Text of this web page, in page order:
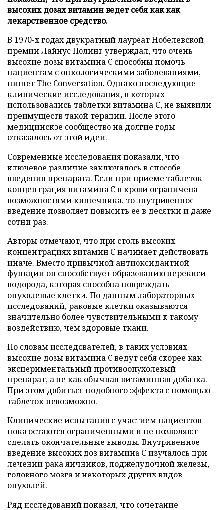
высоких дозах витамин ведет себя как как
лекарственное средство.
В 1970-х годах двукратный лауреат Нобелевской
премии Лайнус Полинг утверждал, что очень
высокие дозы витамина C способны помочь
пациентам с онкологическими заболеваниями,
пишетThe Conversation. Однако последующие
клинические исследования, в которых
использовались таблетки витамина C, не выявили
преимуществ такой терапии. После этого
медицинское сообщество на долгие годы
отказалось от этой идеи.
Современные исследования показали, что
ключевое различие заключалось в способе
введения препарата. Если при приеме таблеток
концентрация витамина C в крови ограничена
возможностями кишечника, то внутривенное
введение позволяет повысить ее в десятки и даже
сотни раз.
Авторы отмечают, что при столь высоких
концентрациях витамин C начинает действовать
иначе. Вместо привычной антиоксидантной
функции он способствует образованию перекиси
водорода, которая способна повреждать
опухолевые клетки. По данным лабораторных
исследований, раковые клетки оказываются
значительно более чувствительными к такому
воздействию, чем здоровые ткани.
По словам исследователей, в таких условиях
высокие дозы витамина C ведут себя скорее как
экспериментальный противоопухолевый
препарат, а не как обычная витаминная добавка.
При этом добиться подобного эффекта с помощью
таблеток невозможно.
Клинические испытания с участием пациентов
пока остаются ограниченными и не позволяют
сделать окончательные выводы. Внутривенное
введение высоких доз витамина C изучалось при
лечении рака яичников, поджелудочной железы,
головного мозга и некоторых других видов
опухолей.
Ряд исследований показал, что сочетание